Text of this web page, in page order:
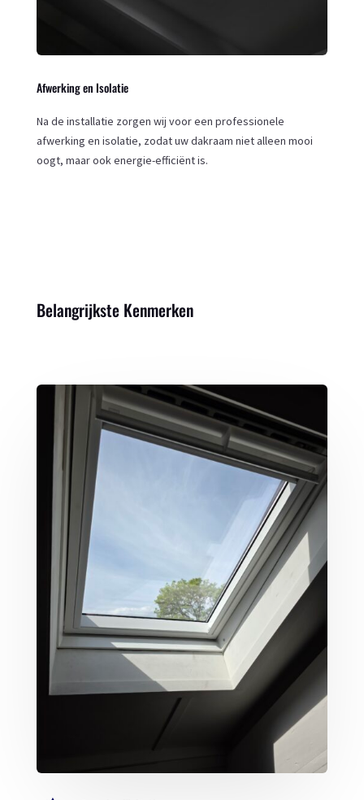
Afwerking en Isolatie
Na de installatie zorgen wij voor een professionele
afwerking en isolatie, zodat uw dakraam niet alleen mooi
oogt, maar ook energie-efficiënt is.
Belangrijkste Kenmerken